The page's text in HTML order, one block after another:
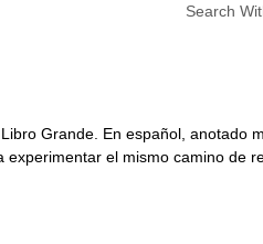
Search
Grande. En español, anotado
el mismo camino de